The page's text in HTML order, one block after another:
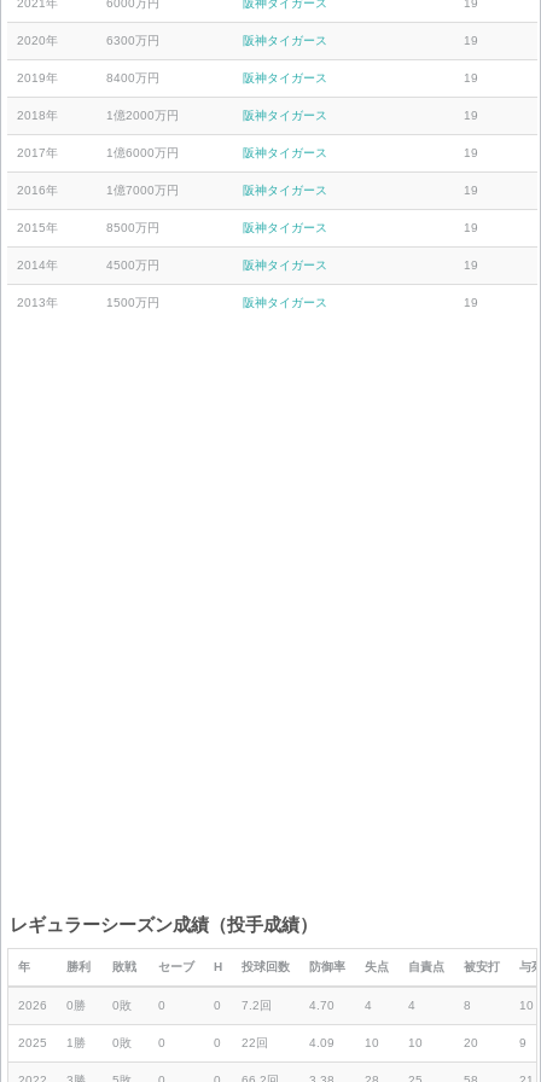
2021年 6000万円 阪神タイガース 19
2020年 6300万円 阪神タイガース 19
2019年 8400万円 阪神タイガース 19
2018年 1億2000万円 阪神タイガース 19
2017年 1億6000万円 阪神タイガース 19
2016年 1億7000万円 阪神タイガース 19
2015年 8500万円 阪神タイガース 19
2014年 4500万円 阪神タイガース 19
2013年 1500万円 阪神タイガース 19
レギュラーシーズン成績（投手成績）
年 勝利 敗戦 セーブ H 投球回数 防御率 失点 自責点 被安打 与
2026 0勝 0敗 0 0 7.2回 4.70 4 4 8 10
2025 1勝 0敗 0 0 22回 4.09 10 10 20 9